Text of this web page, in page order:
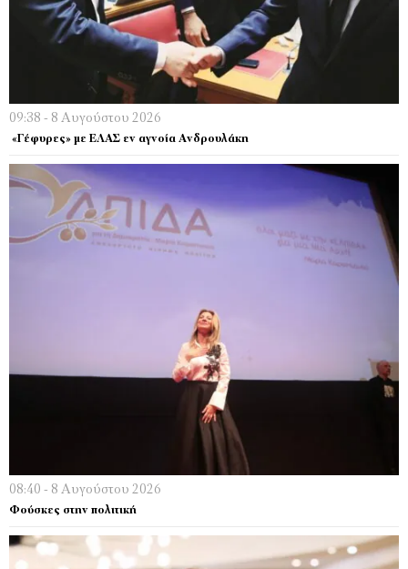
09:38 - 8 Αυγούστου 2026
«Γέφυρες» με ΕΛΑΣ εν αγνοία Ανδρουλάκη
08:40 - 8 Αυγούστου 2026
Φούσκες στην πολιτική